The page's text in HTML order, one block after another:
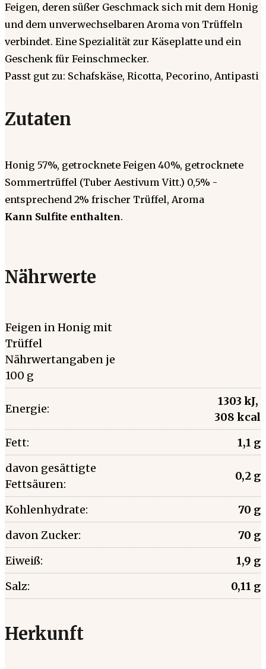
Feigen, deren süßer Geschmack sich mit dem Honig
und dem unverwechselbaren Aroma von Trüffeln
verbindet. Eine Spezialität zur Käseplatte und ein
Geschenk für Feinschmecker.
Passt gut zu: Schafskäse, Ricotta, Pecorino, Antipasti
Zutaten
Honig 57%, getrocknete Feigen 40%, getrocknete
Sommertrüffel (Tuber Aestivum Vitt.) 0,5% -
entsprechend 2% frischer Trüffel, Aroma
Kann Sulfite enthalten.
Nährwerte
Feigen in Honig mit
Trüffel
Nährwertangaben je
100 g
Energie:
1303 kJ,
308 kcal
Fett:
1,1 g
davon gesättigte
Fettsäuren:
0,2 g
Kohlenhydrate:
70 g
davon Zucker:
70 g
Eiweiß:
1,9 g
Salz:
0,11 g
Herkunft